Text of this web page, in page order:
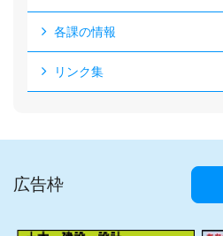
各課の情報
リンク集
広告枠